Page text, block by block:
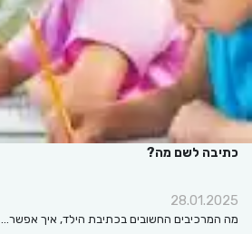
כתיבה לשם מה?
28.01.2025
מה המרכיבים החשובים בכתיבת הילד, איך אפשר…